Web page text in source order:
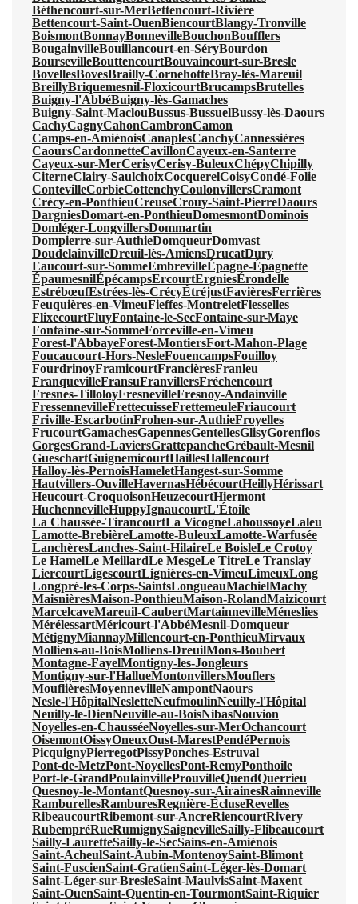
Béthencourt-sur-MerBettencourt-Rivière
Bettencourt-Saint-OuenBiencourtBlangy-Tronville
BoismontBonnayBonnevilleBouchonBoufflers
BougainvilleBouillancourt-en-SéryBourdon
BoursevilleBouttencourtBouvaincourt-sur-Bresle
BovellesBovesBrailly-CornehotteBray-lès-Mareuil
BreillyBriquemesnil-FloxicourtBrucampsBrutelles
Buigny-l'AbbéBuigny-lès-Gamaches
Buigny-Saint-MaclouBussus-BussuelBussy-lès-Daours
CachyCagnyCahonCambronCamon
Camps-en-AmiénoisCanaplesCanchyCannessières
CaoursCardonnetteCavillonCayeux-en-Santerre
Cayeux-sur-MerCerisyCerisy-BuleuxChépyChipilly
CiterneClairy-SaulchoixCocquerelCoisyCondé-Folie
ContevilleCorbieCottenchyCoulonvillersCramont
Crécy-en-PonthieuCreuseCrouy-Saint-PierreDaours
DargniesDomart-en-PonthieuDomesmontDominois
Domléger-LongvillersDommartin
Dompierre-sur-AuthieDomqueurDomvast
DoudelainvilleDreuil-lès-AmiensDrucatDury
Eaucourt-sur-SommeEmbrevilleÉpagne-Épagnette
ÉpaumesnilÉpécampsErcourtErgniesÉrondelle
EstrébœufEstrées-lès-CrécyÉtréjustFavièresFerrières
Feuquières-en-VimeuFieffes-MontreletFlesselles
FlixecourtFluyFontaine-le-SecFontaine-sur-Maye
Fontaine-sur-SommeForceville-en-Vimeu
Forest-l'AbbayeForest-MontiersFort-Mahon-Plage
Foucaucourt-Hors-NesleFouencampsFouilloy
FourdrinoyFramicourtFrancièresFranleu
FranquevilleFransuFranvillersFréchencourt
Fresnes-TilloloyFresnevilleFresnoy-Andainville
FressennevilleFrettecuisseFrettemeuleFriaucourt
Friville-EscarbotinFrohen-sur-AuthieFroyelles
FrucourtGamachesGapennesGentellesGlisyGorenflos
GorgesGrand-LaviersGrattepancheGrébault-Mesnil
GueschartGuignemicourtHaillesHallencourt
Halloy-lès-PernoisHameletHangest-sur-Somme
Hautvillers-OuvilleHavernasHébécourtHeillyHérissart
Heucourt-CroquoisonHeuzecourtHiermont
HuchennevilleHuppyIgnaucourtL'Étoile
La Chaussée-TirancourtLa VicogneLahoussoyeLaleu
Lamotte-BrebièreLamotte-BuleuxLamotte-Warfusée
LanchèresLanches-Saint-HilaireLe BoisleLe Crotoy
Le HamelLe MeillardLe MesgeLe TitreLe Translay
LiercourtLigescourtLignières-en-VimeuLimeuxLong
Longpré-les-Corps-SaintsLongueauMachielMachy
MaisnièresMaison-PonthieuMaison-RolandMaizicourt
MarcelcaveMareuil-CaubertMartainnevilleMéneslies
MérélessartMéricourt-l'AbbéMesnil-Domqueur
MétignyMiannayMillencourt-en-PonthieuMirvaux
Molliens-au-BoisMolliens-DreuilMons-Boubert
Montagne-FayelMontigny-les-Jongleurs
Montigny-sur-l'HallueMontonvillersMouflers
MouflièresMoyennevilleNampontNaours
Nesle-l'HôpitalNesletteNeufmoulinNeuilly-l'Hôpital
Neuilly-le-DienNeuville-au-BoisNibasNouvion
Noyelles-en-ChausséeNoyelles-sur-MerOchancourt
OisemontOissyOneuxOust-MarestPendéPernois
PicquignyPierregotPissyPonches-Estruval
Pont-de-MetzPont-NoyellesPont-RemyPonthoile
Port-le-GrandPoulainvilleProuvilleQuendQuerrieu
Quesnoy-le-MontantQuesnoy-sur-AirainesRainneville
RamburellesRamburesRegnière-ÉcluseRevelles
RibeaucourtRibemont-sur-AncreRiencourtRivery
RubempréRueRumignySaignevilleSailly-Flibeaucourt
Sailly-LauretteSailly-le-SecSains-en-Amiénois
Saint-AcheulSaint-Aubin-MontenoySaint-Blimont
Saint-FuscienSaint-GratienSaint-Léger-lès-Domart
Saint-Léger-sur-BresleSaint-MaulvisSaint-Maxent
Saint-OuenSaint-Quentin-en-TourmontSaint-Riquier